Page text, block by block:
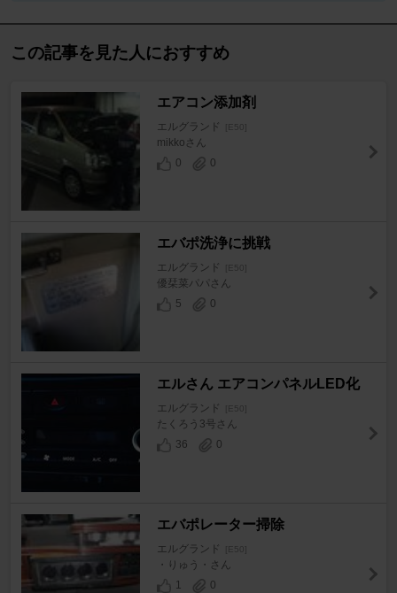
この記事を見た人におすすめ
エアコン添加剤
エルグランド [E50]
mikkoさん
0
0
エバポ洗浄に挑戦
エルグランド [E50]
優栞菜パパさん
5
0
エルさん エアコンパネルLED化
エルグランド [E50]
たくろう3号さん
36
0
エバポレーター掃除
エルグランド [E50]
・りゅう・さん
1
0